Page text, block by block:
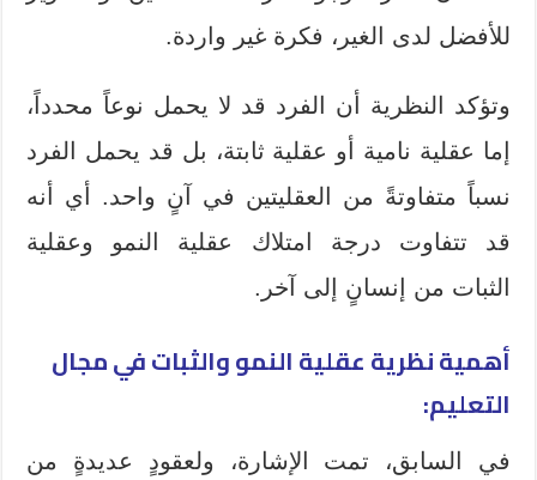
للأفضل لدى الغير، فكرة غير واردة.
وتؤكد النظرية أن الفرد قد لا يحمل نوعاً محدداً،
إما عقلية نامية أو عقلية ثابتة، بل قد يحمل الفرد
نسباً متفاوتةً من العقليتين في آنٍ واحد. أي أنه
قد تتفاوت درجة امتلاك عقلية النمو وعقلية
الثبات من إنسانٍ إلى آخر.
أهمية نظرية عقلية النمو والثبات في مجال
التعليم:
في السابق، تمت الإشارة، ولعقودٍ عديدةٍ من